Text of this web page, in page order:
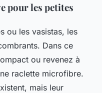
pour les petites
ou les vasistas, les
Dans ce
ou revenez à
raclette microfibre.
mais leur